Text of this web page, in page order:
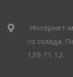
Интернет-
со склада.
139 71 12.